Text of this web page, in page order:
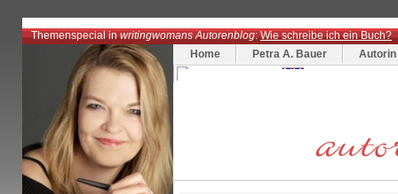
Themenspecial inwritingwomans Autorenblog:Wie schreibe ich ein Buch?
Home
Petra A. Bauer Autorin